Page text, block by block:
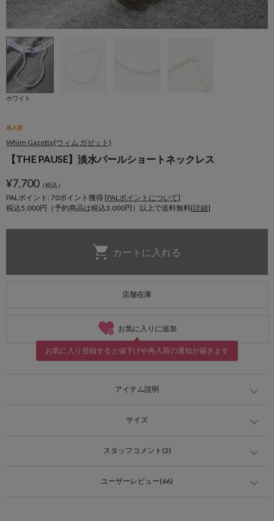
ホワイト
再入荷
Whim Gazette(ウィム ガゼット)
【THE PAUSE】淡水パールショートネックレス
¥7,700（税込）
PALポイント: 70ポイント獲得 [PALポイントについて]
税込5,000円（予約商品は税込3,000円）以上で送料無料[詳細]
店舗在庫
お気に入りに追加
お気に入り登録すると値下げや再入荷の通知が届きます
アイテム説明
サイズ
スタッフコメント(2)
ユーザーレビュー(66)